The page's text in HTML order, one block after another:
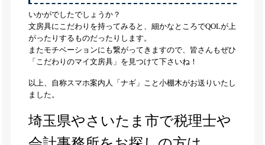
いかがでしたでしょうか？
文房具にこだわりを持ってみると、細かなところでQOLが上
がったりするものだったりします。
またモチベーションにも繋がってきますので、皆さんもぜひ
「こだわりのマイ文房具」を見つけて下さいね！
以上、自称スマホ案内人「ナギ」こと小棚木がお送りいたし
ました。
埼玉県やさいたま市で税理士や